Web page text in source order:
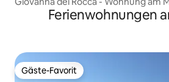
Ferienwohnungen
Gäste-Favorit
Gäste-Favorit